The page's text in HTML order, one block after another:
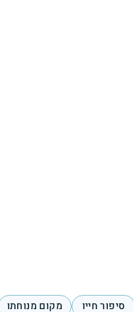
סיפור חייו מקום מנוחתו